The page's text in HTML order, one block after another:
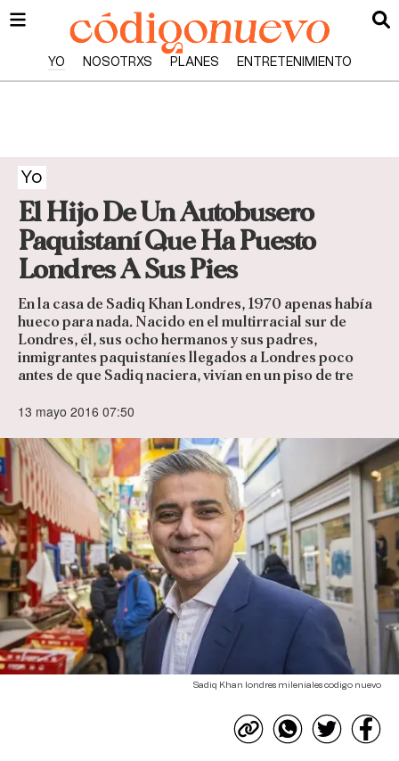
YO NOSOTRXS PLANES ENTRETENIMIENTO
Yo
El Hijo De Un Autobusero
Paquistaní Que Ha Puesto
Londres A Sus Pies
En la casa de Sadiq Khan Londres, 1970 apenas había
hueco para nada. Nacido en el multirracial sur de
Londres, él, sus ocho hermanos y sus padres,
inmigrantes paquistaníes llegados a Londres poco
antes de que Sadiq naciera, vivían en un piso de tre
13 mayo 2016 07:50
Sadiq Khan londres mileniales codigo nuevo